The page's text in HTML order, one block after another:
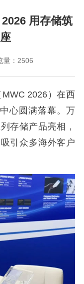
用存储筑
量：2506
2026）在西
心圆满落幕。万
存储产品亮相，
引众多海外客户